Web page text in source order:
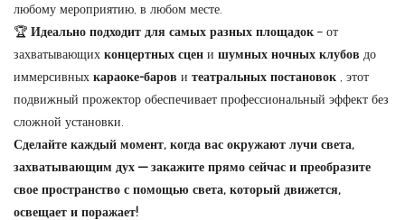
любому мероприятию, в любом месте.
🏆 Идеально подходит для самых разных площадок – от
захватывающих концертных сцен и шумных ночных клубов до
иммерсивных караоке-баров и театральных постановок , этот
подвижный прожектор обеспечивает профессиональный эффект без
сложной установки.
Сделайте каждый момент, когда вас окружают лучи света,
захватывающим дух — закажите прямо сейчас и преобразите
свое пространство с помощью света, который движется,
освещает и поражает!